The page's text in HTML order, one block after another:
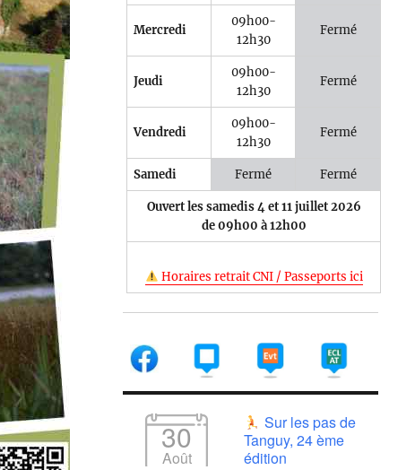
Mercredi
09h00-
12h30
Fermé
Jeudi
09h00-
12h30
Fermé
Vendredi
09h00-
12h30
Fermé
Samedi Fermé Fermé
Ouvert les samedis 4 et 11 juillet 2026
de 09h00 à 12h00
Horaires retrait CNI / Passeports ici
30
Août
Sur les pas de
Tanguy, 24 ème
édition